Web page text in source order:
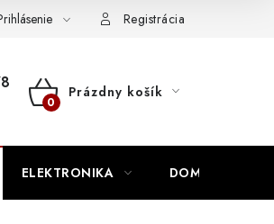
Registrácia
NÁKUPNÝ
Prázdny košík
ELEKTRONIKA DOMÁCNOSŤ